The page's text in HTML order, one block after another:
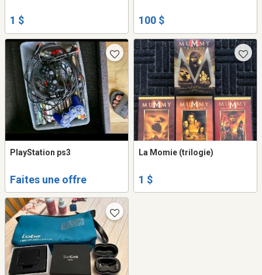
1 $ 100 $
PlayStation ps3
Faites une offre
La Momie (trilogie)
1 $